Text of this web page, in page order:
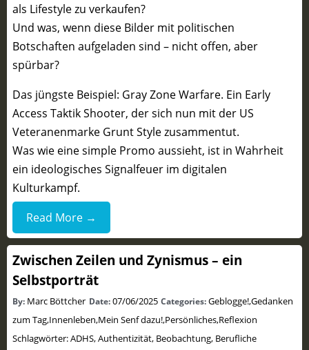
als Lifestyle zu verkaufen?
Und was, wenn diese Bilder mit politischen
Botschaften aufgeladen sind – nicht offen, aber
spürbar?
Das jüngste Beispiel: Gray Zone Warfare. Ein Early
Access Taktik Shooter, der sich nun mit der US
Veteranenmarke Grunt Style zusammentut.
Was wie eine simple Promo aussieht, ist in Wahrheit
ein ideologisches Signalfeuer im digitalen
Kulturkampf.
Read More →
Zwischen Zeilen und Zynismus – ein
Selbstporträt
By: Marc Böttcher Date:07/06/2025 Categories:Geblogge!,Gedanken
zum Tag,Innenleben,Mein Senf dazu!,Persönliches,Reflexion
Schlagwörter:ADHS,Authentizität, Beobachtung, Berufliche